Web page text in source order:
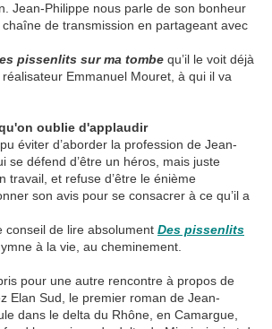
Jean-Philippe nous parle de son bonheur
chaîne de transmission en partageant avec
pissenlits sur ma tombe qu’il le voit déjà
Emmanuel Mouret, à qui il va
oublie d'applaudir
pu éviter d’aborder la profession de Jean-
se défend d’être un héros, mais juste
travail, et refuse d’être le énième
son avis pour se consacrer à ce qu’il a
conseil de lire absolument Des pissenlits
à la vie, au cheminement.
pour une autre rencontre à propos de
Elan Sud, le premier roman de Jean-
dans le delta du Rhône, en Camargue,